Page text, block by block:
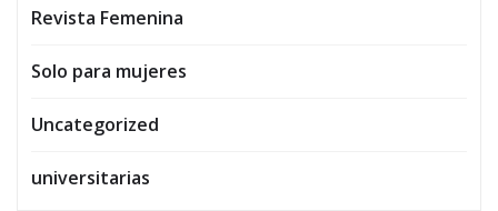
Revista Femenina
Solo para mujeres
Uncategorized
universitarias